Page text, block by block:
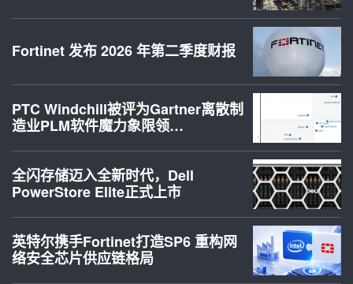
Fortinet 发布 2026 年第二季度财报
PTC Windchill被评为Gartner离散制
造业PLM软件魔力象限领…
全闪存储迈入全新时代，Dell
PowerStore Elite正式上市
英特尔携手Fortinet打造SP6 重构网
络安全芯片供应链格局